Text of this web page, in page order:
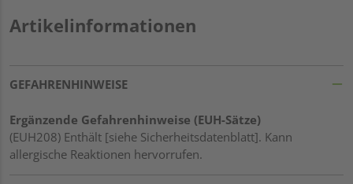
Artikelinformationen
GEFAHRENHINWEISE
Ergänzende Gefahrenhinweise (EUH-Sätze)
(EUH208) Enthält [siehe Sicherheitsdatenblatt]. Kann
allergische Reaktionen hervorrufen.